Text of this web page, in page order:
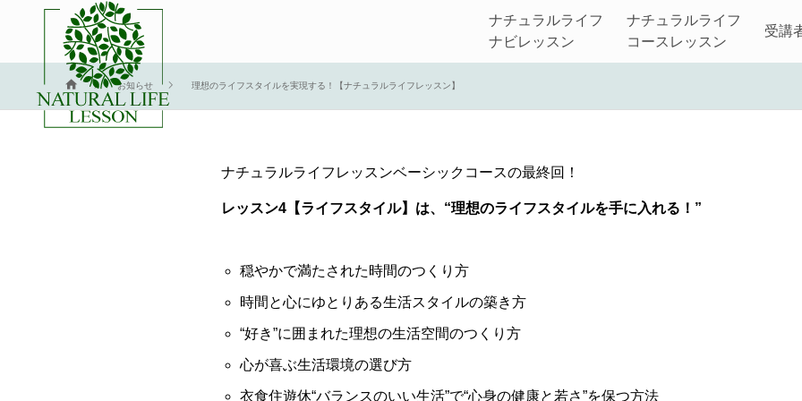
ナチュラルライフ
ナビレッスン
ナチュラルライフ
コースレッスン
受講
理想のライフスタイルを実現する！【ナチュ
お知らせ 理想のライフスタイルを実現する！【ナチュラルライフレッスン】
ナチュラルライフレッスンベーシックコースの最終回！
レッスン4【ライフスタイル】は、“理想のライフスタイルを手に入れる！”
穏やかで満たされた時間のつくり方
時間と心にゆとりある生活スタイルの築き方
“好き”に囲まれた理想の生活空間のつくり方
心が喜ぶ生活環境の選び方
衣食住遊休“バランスのいい生活”で“心身の健康と若さ”を保つ方法